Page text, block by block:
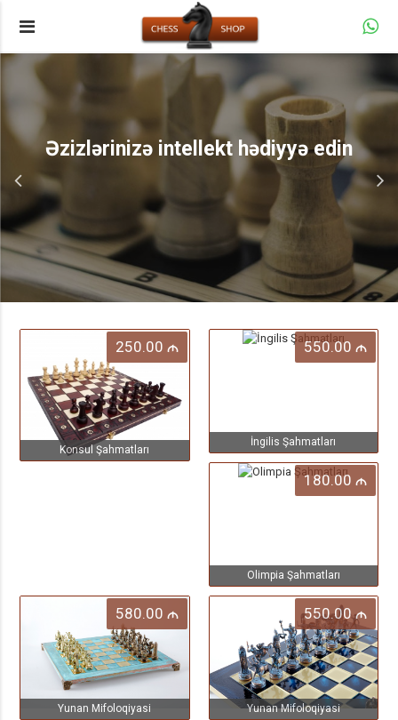
Əzizlərinizə intellekt hədiyyə edin
Konsul Şahmatları
250.00 M
İngilis Şahmatları
550.00 M
Olimpia Şahmatları
180.00 M
Yunan Mifoloqiyasi
580.00 M
Yunan Mifoloqiyasi
550.00M